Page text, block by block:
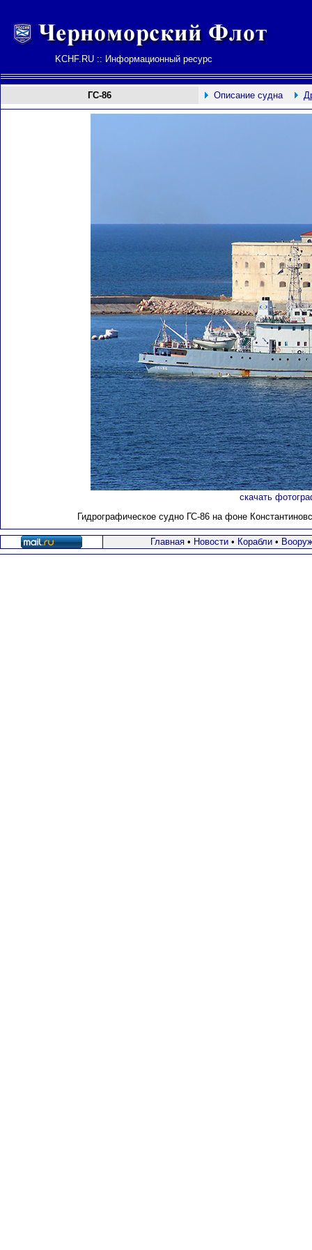
KCHF.RU :: Информационный ресурс
ГС-86 Описание судна
скачать
Гидрографическое судно ГС-86 на фоне
Главная• Новости• Корабли•